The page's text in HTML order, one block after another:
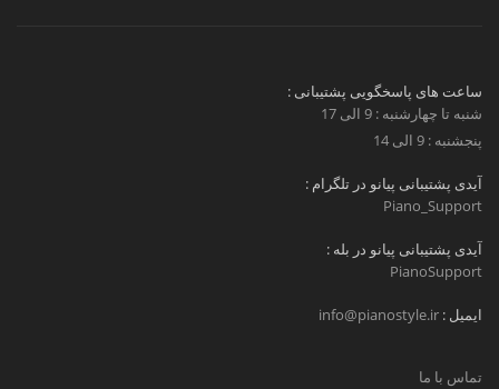
ساعت های پاسخگویی پشتیبانی :
شنبه تا چهارشنبه : 9 الی 17
پنجشنبه : 9 الی 14
آیدی پشتیبانی پیانو در تلگرام :
Piano_Support
آیدی پشتیبانی پیانو در بله :
PianoSupport
ایمیل : info@pianostyle.ir
تماس با ما